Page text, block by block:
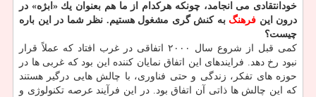
خودانتقادی می انجامد، چونكه هركدام از ما هم بعنوان یك «ابژه» در
درون این فرهنگ به كنش گری مشغول هستیم. نظر شما در این باره
چیست؟
كمی قبل از شروع سال ۲۰۰۰ اتفاقی در غرب افتاد كه عملاً قرار
نبود رخ دهد. فرایندهای این اتفاق نمایان كننده این بود كه غربی ها در
حوزه های تفكر، زندگی و حتی فناوری، با چالش هایی درگیر هستند
كه این چالش ها ذاتی آن اتفاق بود. در این فرآیند عرصه تكنولوژی و